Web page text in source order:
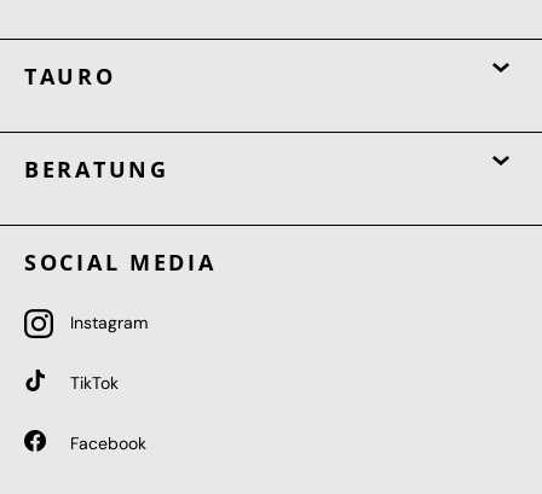
TAURO
BERATUNG
SOCIAL MEDIA
Instagram
TikTok
Facebook